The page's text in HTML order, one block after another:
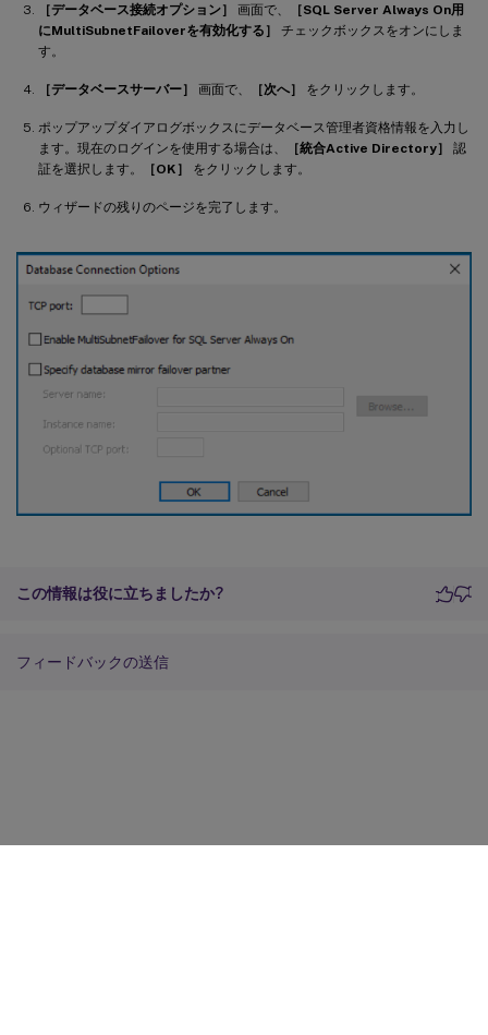
［データベース接続オプション］ 画面で、
［SQL Server Always On用
にMultiSubnetFailoverを有効化する］
チェックボックスをオンにしま
す。
［データベースサーバー］ 画面で、 ［次へ］ をクリックします。
ポップアップダイアログボックスにデータベース管理者資格情報を入力し
ます。現在のログインを使用する場合は、
［統合Active Directory］
認
証を選択します。
［OK］ をクリックします。
ウィザードの残りのページを完了します。
この情報は役に立ちましたか?
フィードバックの送信